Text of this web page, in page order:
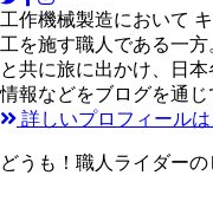
工作機械製造において
工を施す職人である一
と共に旅に出かけ、日
情報などをブログを通じ
詳しいプロフィール
どうも！職人ライダーの